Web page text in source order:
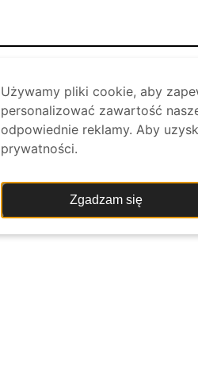
Używamy pliki cookie, aby
personalizować zawartość
odpowiednie reklamy. Aby
prywatności.
Zgadzam się